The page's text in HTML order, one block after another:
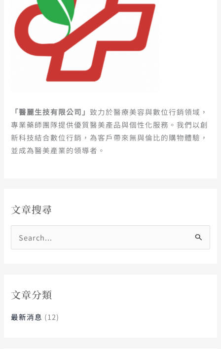
「醫麗生技有限公司」 致力於醫療美容與數位行銷領域，
專業藥師團隊提供優質醫美產品與個性化服務。我們以創
新科技結合數位行銷，為客戶帶來無與倫比的購物體驗，
並成為醫美產業的領導者。
文章搜尋
:文章分類
最新消息 (12)